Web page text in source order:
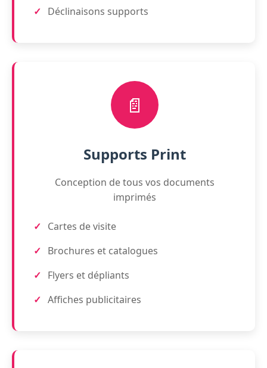
Déclinaisons supports
📄
Supports Print
Conception de tous vos documents
imprimés
Cartes de visite
Brochures et catalogues
Flyers et dépliants
Affiches publicitaires